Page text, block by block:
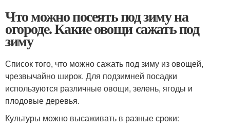
Что можно посеять под зиму на
огороде. Какие овощи сажать под
зиму
Список того, что можно сажать под зиму из овощей,
чрезвычайно широк. Для подзимней посадки
используются различные овощи, зелень, ягоды и
плодовые деревья.
Культуры можно высаживать в разные сроки: